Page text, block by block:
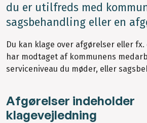
du er utilfreds med
sagsbehandling eller en
Du kan klage over afgørelser eller
har modtaget af kommunens
serviceniveau du møder, eller
Afgørelser indeholder
klagevejledning